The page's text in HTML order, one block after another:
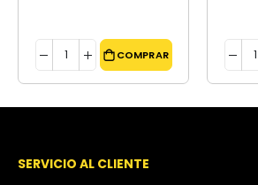
COMPRAR
SERVICIO AL CLIENTE